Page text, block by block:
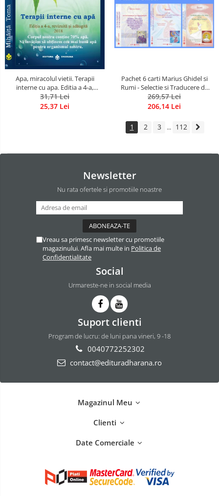
Apa, miracolul vietii. Terapii
interne cu apa. Editia a 4-a,
revizuita si adaugita.
31,71 Lei
25,37 Lei
Pachet 6 carti Marius Ghidel si
Rumi - Selectie si Traducere de
Marius Ghidel
269,57 Lei
206,14 Lei
1 2 3 ... 112
Newsletter
Nu rata ofertele si promotiile noastre
Vreau sa primesc newsletter cu promotiile
magazinului. Afla mai multe in Politica de
Confidentialitate
Social
Urmareste-ne in social media
Suport clienti
Program de lucru: de luni pana vineri, 9 -18
0040772252302
contact@edituradharana.ro
Magazinul Meu
Clienti
Date Comerciale